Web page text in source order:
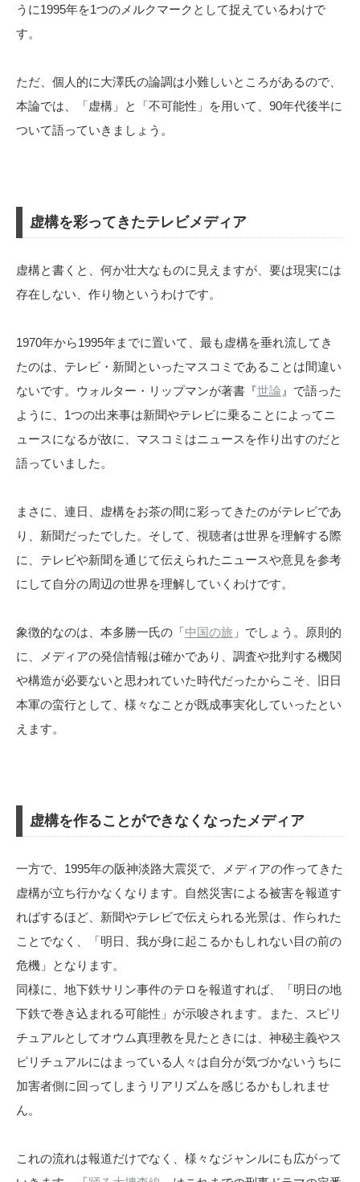
うに1995年を1つのメルクマークとして捉えているわけで
す。
ただ、個人的に大澤氏の論調は小難しいところがあるので、
本論では、「虚構」と「不可能性」を用いて、90年代後半に
ついて語っていきましょう。
虚構を彩ってきたテレビメディア
虚構と書くと、何か壮大なものに見えますが、要は現実には
存在しない、作り物というわけです。
1970年から1995年までに置いて、最も虚構を垂れ流してき
たのは、テレビ・新聞といったマスコミであることは間違い
ないです。ウォルター・リップマンが著書『世論 』で語った
ように、1つの出来事は新聞やテレビに乗ることによってニ
ュースになるが故に、マスコミはニュースを作り出すのだと
語っていました。
まさに、連日、虚構をお茶の間に彩ってきたのがテレビであ
り、新聞だったでした。そして、視聴者は世界を理解する際
に、テレビや新聞を通じて伝えられたニュースや意見を参考
にして自分の周辺の世界を理解していくわけです。
象徴的なのは、本多勝一氏の「中国の旅 」でしょう。原則的
に、メディアの発信情報は確かであり、調査や批判する機関
や構造が必要ないと思われていた時代だったからこそ、旧日
本軍の蛮行として、様々なことが既成事実化していったとい
えます。
虚構を作ることができなくなったメディア
一方で、1995年の阪神淡路大震災で、メディアの作ってきた
虚構が立ち行かなくなります。自然災害による被害を報道す
ればするほど、新聞やテレビで伝えられる光景は、作られた
ことでなく、「明日、我が身に起こるかもしれない目の前の
危機」となります。
同様に、地下鉄サリン事件のテロを報道すれば、「明日の地
下鉄で巻き込まれる可能性」が示唆されます。また、スピリ
チュアルとしてオウム真理教を見たときには、神秘主義やス
ピリチュアルにはまっている人々は自分が気づかないうちに
加害者側に回ってしまうリアリズムを感じるかもしれませ
ん。
これの流れは報道だけでなく、様々なジャンルにも広がって